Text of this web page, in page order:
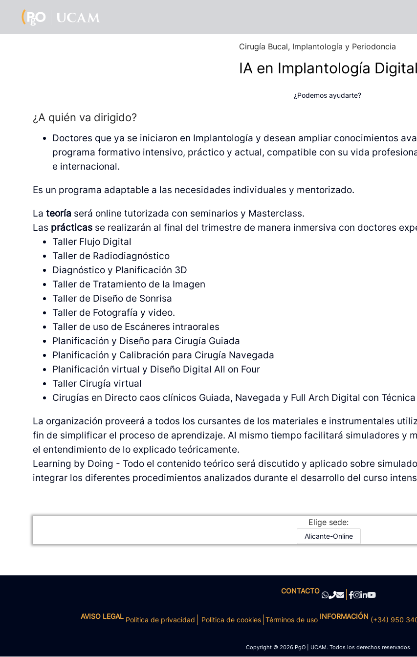
Cirugía Bucal, Implantología y Periodoncia
IA en Implantología Digital
¿Podemos ayudarte?
¿A quién va dirigido?
Doctores que ya se iniciaron en Implantología y desean ampliar conocimientos
programa formativo intensivo, práctico y actual, compatible con su vida
e internacional.
Es un programa adaptable a las necesidades individuales y mentorizado.
Lateoría será online tutorizada con seminarios y Masterclass.
Las prácticas se realizarán al final del trimestre de manera inmersiva con doctores
Taller Flujo Digital
Taller de Radiodiagnóstico
Diagnóstico y Planificación 3D
Taller de Tratamiento de la Imagen
Taller de Diseño de Sonrisa
Taller de Fotografía y video.
Taller de uso de Escáneres intraorales
Planificación y Diseño para Cirugía Guiada
Planificación y Calibración para Cirugía Navegada
Planificación virtual y Diseño Digital All on Four
Taller Cirugía virtual
Cirugías en Directo caos clínicos Guiada, Navegada y Full Arch Digital con
La organización proveerá a todos los cursantes de los materiales e instrumentales
fin de simplificar el proceso de aprendizaje. Al mismo tiempo facilitará simuladores y
el entendimiento de lo explicado teóricamente.
Learning by Doing - Todo el contenido teórico será discutido y aplicado sobre
integrar los diferentes procedimientos analizados durante el desarrollo del curso
Elige sede:
Alicante-Online
CONTACTO
AVISO LEGALPolitica de privacidad Politica de cookies Términos de uso INFORMACIÓN (+34) 950
Copyright © 2026 PgO | UCAM. Todos los derechos reservados.